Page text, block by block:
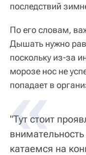
последствий
По его словам,
Дышать нужно
поскольку из-за
морозе нос не
попадает в
«
"Тут стоит
катаемся на